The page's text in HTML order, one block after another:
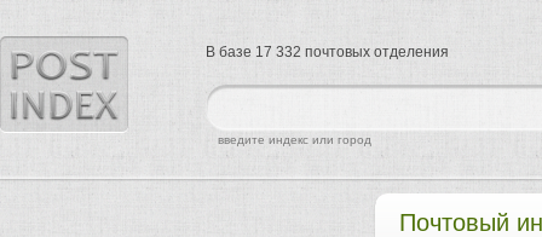
Почтовый
найти
введите индекс или город
В базе 17 332 почтовых отделения